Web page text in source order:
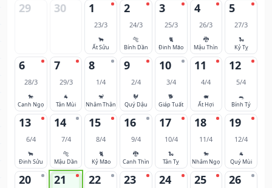
29 30 1
23/3
🐂
Ất Sửu
2
24/3
🐅
Bính Dần
3
25/3
🐈
Đinh Mão
4
26/3
🐉
Mậu Thìn
5
27/3
🐍
Kỷ Tỵ
6
28/3
🐎
Canh Ngọ
7
29/3
🐐
Tân Mùi
8
1/4
🐒
Nhâm Thân
9
2/4
🐓
Quý Dậu
10
3/4
🐕
Giáp Tuất
11
4/4
🐖
Ất Hợi
12
5/4
🐀
Bính Tý
13
6/4
🐂
Đinh Sửu
14
7/4
🐅
Mậu Dần
15
8/4
🐈
Kỷ Mão
16
9/4
🐉
Canh Thìn
17
10/4
🐍
Tân Tỵ
18
11/4
🐎
Nhâm Ngọ
19
12/4
🐐
Quý Mùi
20 21 22 23 24 25 26